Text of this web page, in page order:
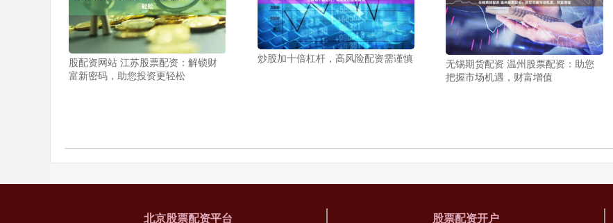
股配资网站 江苏股票配资：解锁财
富新密码，助您投资更轻松
炒股加十倍杠杆，高风险配资需谨慎
无锡期货配资 温州股票配资：助您
把握市场机遇，财富增值
北京股票配资平台 股票配资开户